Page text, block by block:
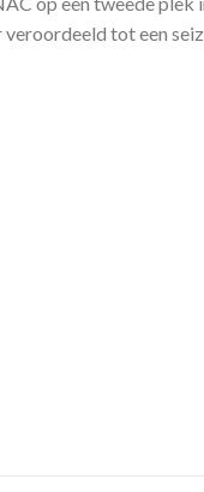
tot een